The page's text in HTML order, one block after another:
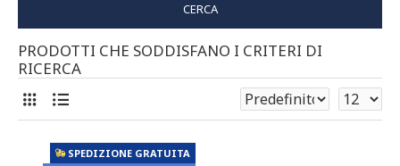
CERCA
PRODOTTI CHE SODDISFANO I CRITERI DI
RICERCA
SPEDIZIONE GRATUITA